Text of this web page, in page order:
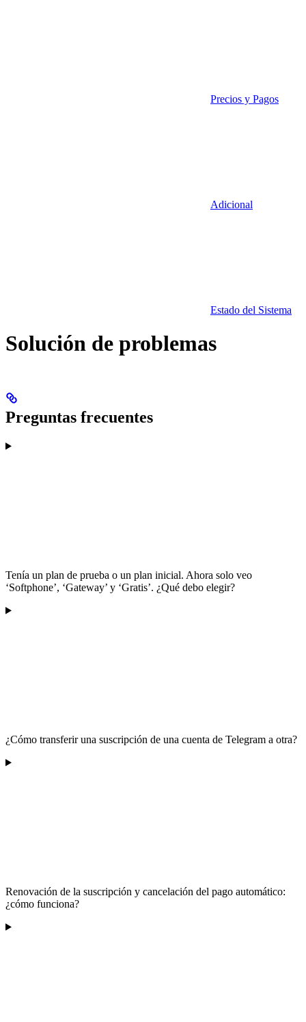
Precios y Pagos
Adicional
Estado del Sistema
Solución de problemas
Preguntas frecuentes
Tenía un plan de prueba o un plan inicial. Ahora solo veo
‘Softphone’, ‘Gateway’ y ‘Gratis’. ¿Qué debo elegir?
¿Cómo transferir una suscripción de una cuenta de Telegram a otra?
Renovación de la suscripción y cancelación del pago automático:
¿cómo funciona?